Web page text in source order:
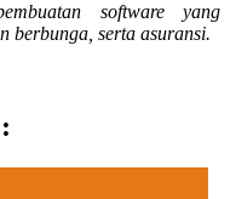
software yang
berbunga, serta asuransi.